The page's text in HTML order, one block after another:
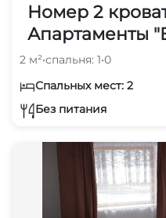
Номер 2
Апартаменты
2 м²•спальня: 1•0
Спальных мест: 2
Без питания